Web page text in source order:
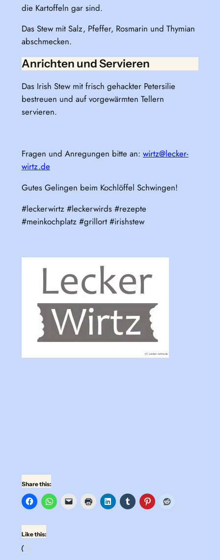
die Kartoffeln gar sind.
Das Stew mit Salz, Pfeffer, Rosmarin und Thymian
abschmecken.
Anrichten und Servieren
Das Irish Stew mit frisch gehackter Petersilie
bestreuen und auf vorgewärmten Tellern
servieren.
Fragen und Anregungen bitte an: wirtz@lecker-
wirtz.de
Gutes Gelingen beim Kochlöffel Schwingen!
#leckerwirtz #leckerwirds #rezepte
#meinkochplatz #grillort #irishstew
Share this:
Like this:
Loading…